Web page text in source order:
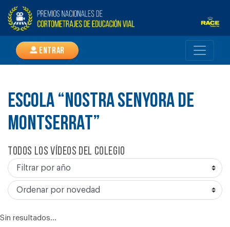
Entrar
ESCOLA “NOSTRA SENYORA DE
MONTSERRAT”
Todos los vídeos del colegio
Sin resultados...